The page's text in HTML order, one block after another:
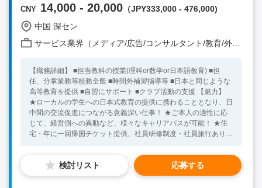
CNY 14,000 - 20,000 （JPY333,000 - 476,000)
中国 深セン
サービス業界（メディア/広告/コンサルタント/教育/外食/飲食/美容/娯楽/士業 他）
【職務詳細】 ■担当教科の授業(理科or数学or日本語教育) ■担
任、分掌業務等校務全般 ■時間外補習指導等 ■日本と同じような
高等教育を提供 ■自習にサポート ■クラブ活動の支援 【魅力】
★ローカルの学生への日本式教育の提供に携わることとなり、日
中間の交流促進につながる意義深い仕事！ ★ご本人の適性に応
じて、経営側への異動など、様々なキャリアパスが可能！ ★住
宅・年に一回帰国チケット提供、社員研修制度・社員旅行あり！
理科・数学の場合：教員免許状をお持ちな方 ※教員免許をお持
ちでない方は、関連する仕事をした年間証明書が必要 ■日本語教
育の場合：日本語教育の資格OR日本語教師養成講座(420時間コ
検討リスト 応募する